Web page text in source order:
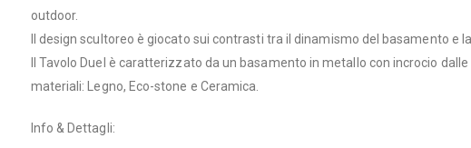
outdoor.
Il design scultoreo è giocato sui contrasti tra il dinamismo del basamento e
Il Tavolo Duel è caratterizzato da un basamento in metallo con incrocio
materiali: Legno, Eco-stone e Ceramica.
Info & Dettagli: